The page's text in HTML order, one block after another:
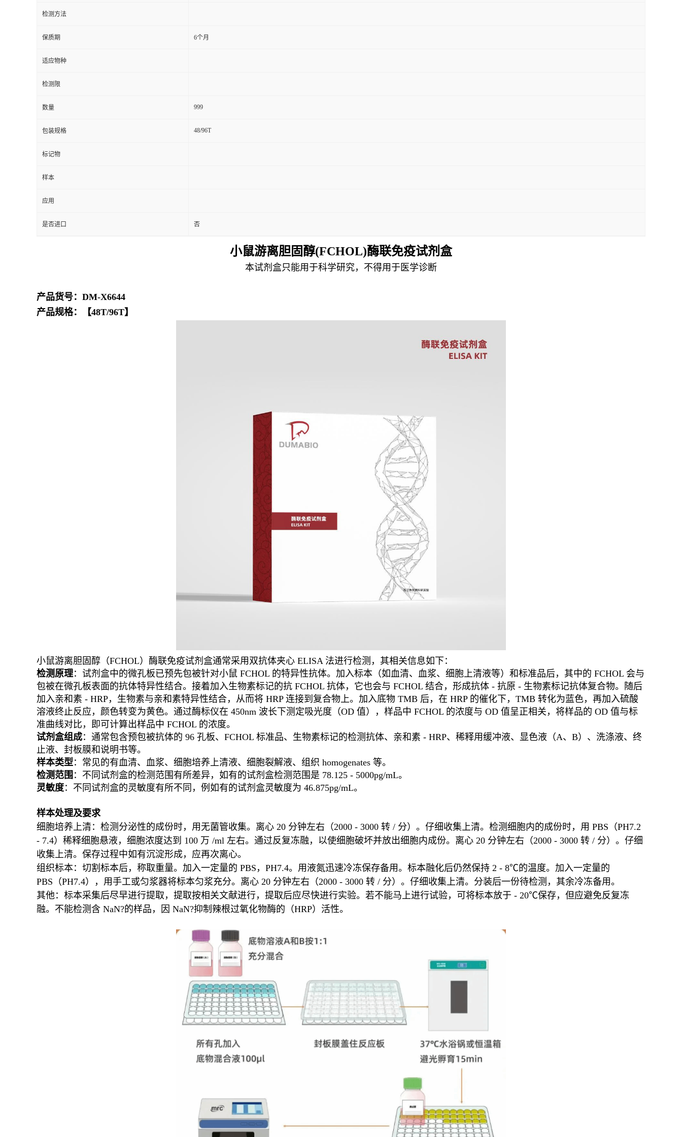
检测方法
保质期 6个月
适应物种
检测限
数量 999
包装规格 48/96T
标记物
样本
应用
是否进口 否
小鼠游离胆固醇(FCHOL)酶联免疫试剂盒
本试剂盒只能用于科学研究，不得用于医学诊断
产品货号：DM-X6644
产品规格：【48T/96T】
小鼠游离胆固醇（FCHOL）酶联免疫试剂盒通常采用双抗体夹心 ELISA 法进行检测，其相关信息如下：
检测原理：试剂盒中的微孔板已预先包被针对小鼠 FCHOL 的特异性抗体。加入标本（如血清、血浆、细胞上清液等）和标准品后，其中的 FCHOL 会与
包被在微孔板表面的抗体特异性结合。接着加入生物素标记的抗 FCHOL 抗体，它也会与 FCHOL 结合，形成抗体 - 抗原 - 生物素标记抗体复合物。随后
加入亲和素 - HRP，生物素与亲和素特异性结合，从而将 HRP 连接到复合物上。加入底物 TMB 后，在 HRP 的催化下，TMB 转化为蓝色，再加入硫酸
溶液终止反应，颜色转变为黄色。通过酶标仪在 450nm 波长下测定吸光度（OD 值），样品中 FCHOL 的浓度与 OD 值呈正相关，将样品的 OD 值与标
准曲线对比，即可计算出样品中 FCHOL 的浓度。
试剂盒组成：通常包含预包被抗体的 96 孔板、FCHOL 标准品、生物素标记的检测抗体、亲和素 - HRP、稀释用缓冲液、显色液（A、B）、洗涤液、终
止液、封板膜和说明书等。
样本类型 ：常见的有血清、血浆、细胞培养上清液、细胞裂解液、组织 homogenates 等。
检测范围 ：不同试剂盒的检测范围有所差异，如有的试剂盒检测范围是 78.125 - 5000pg/mL。
灵敏度：不同试剂盒的灵敏度有所不同，例如有的试剂盒灵敏度为 46.875pg/mL。
样本处理及要求
细胞培养上清：检测分泌性的成份时，用无菌管收集。离心 20 分钟左右（2000 - 3000 转 / 分）。仔细收集上清。检测细胞内的成份时，用 PBS（PH7.2
- 7.4）稀释细胞悬液，细胞浓度达到 100 万 /ml 左右。通过反复冻融，以使细胞破坏并放出细胞内成份。离心 20 分钟左右（2000 - 3000 转 / 分）。仔细
收集上清。保存过程中如有沉淀形成，应再次离心。
组织标本：切割标本后，称取重量。加入一定量的 PBS，PH7.4。用液氮迅速冷冻保存备用。标本融化后仍然保持 2 - 8℃的温度。加入一定量的
PBS（PH7.4），用手工或匀浆器将标本匀浆充分。离心 20 分钟左右（2000 - 3000 转 / 分）。仔细收集上清。分装后一份待检测，其余冷冻备用。
其他：标本采集后尽早进行提取，提取按相关文献进行，提取后应尽快进行实验。若不能马上进行试验，可将标本放于 - 20℃保存，但应避免反复冻
融。不能检测含 NaN?的样品，因 NaN?抑制辣根过氧化物酶的（HRP）活性。